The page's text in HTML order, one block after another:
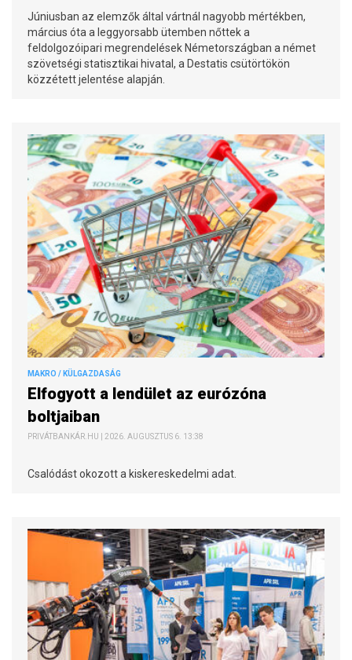
Júniusban az elemzők által vártnál nagyobb mértékben,
március óta a leggyorsabb ütemben nőttek a
feldolgozóipari megrendelések Németországban a német
szövetségi statisztikai hivatal, a Destatis csütörtökön
közzétett jelentése alapján.
MAKRO / KÜLGAZDASÁG
Elfogyott a lendület az eurózóna
boltjaiban
PRIVÁTBANKÁR.HU | 2026. AUGUSZTUS 6. 13:38
Csalódást okozott a kiskereskedelmi adat.